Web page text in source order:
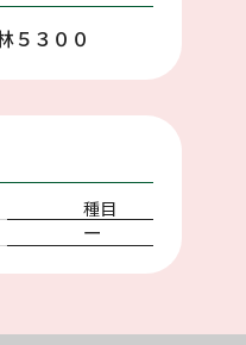
５３００
種目
ー